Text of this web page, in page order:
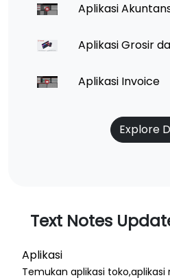
Aplikasi
Aplikasi Grosir
Aplikasi Invoice
Explore
Text Notes
Aplikasi
Temukan aplikasi toko,aplikasi